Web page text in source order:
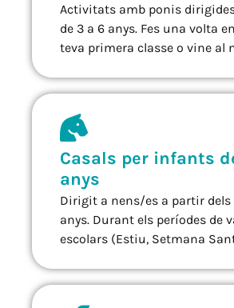
Activitats amb ponis
de 3 a 6 anys. Fes una volta
teva primera classe o vine al
Casals per infants
anys
Dirigit a nens/es a partir dels
anys. Durant els períodes de
escolars (Estiu, Setmana